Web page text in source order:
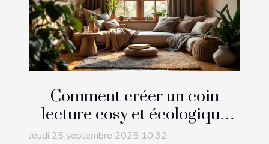
Comment créer un coin
lecture cosy et écologique
chez soi ?
Jeudi 25 septembre 2025 10:32